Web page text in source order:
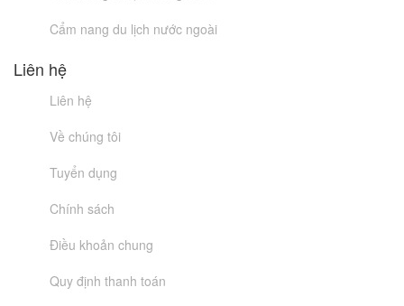
Cẩm nang du lịch nước ngoài
Liên hệ
Liên hệ
Về chúng tôi
Tuyển dụng
Chính sách
Điều khoản chung
Quy định thanh toán